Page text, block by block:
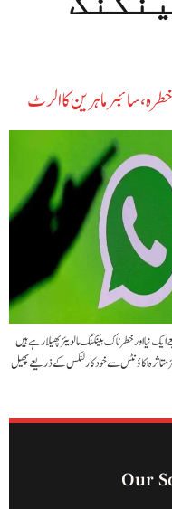
سائبر ماہرین کا الرٹ
نیا اور خطرناک بینکنگ مالویئر پھیلا رہے ہیں
متاثرہ اکاؤنٹس سے خودکار لنکس کے ذریعے پھیل
Our